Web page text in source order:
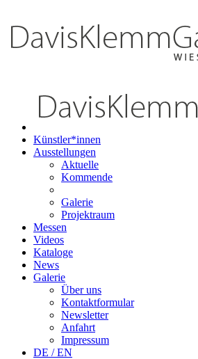
Künstler*innen
Ausstellungen
Aktuelle
Kommende
Galerie
Projektraum
Messen
Videos
Kataloge
News
Galerie
Über uns
Kontaktformular
Newsletter
Anfahrt
Impressum
DE / EN